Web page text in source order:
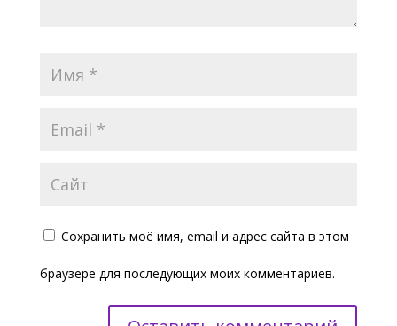
Сохранить моё имя, email и адрес сайта в этом
браузере для последующих моих комментариев.